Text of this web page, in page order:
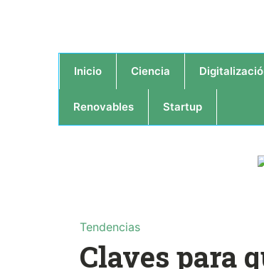
Inicio Ciencia
Renovables Startup
Tendencias
Claves para